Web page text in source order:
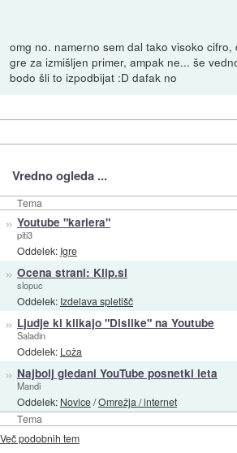
omg no. namerno sem dal tako visoko
gre za izmišljen primer, ampak ne... še
bodo šli to izpodbijat :D dafak no
Vredno ogleda ...
Tema
Tema
» Youtube "kariera"
piti3
Oddelek: Igre
» Ocena strani: Klip.si
slopuc
Oddelek: Izdelava spletišč
» Ljudje ki klikajo "Dislike" na Youtube
Saladin
Oddelek: Loža
» Najbolj gledani YouTube posnetki leta
Mandi
Oddelek: Novice/Omrežja / internet
Več podobnih tem